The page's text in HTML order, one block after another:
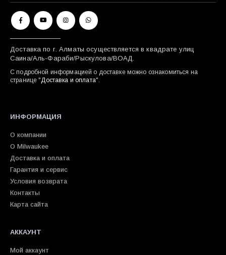
Доставка по г. Алматы осуществляется в квадрате улиц
Саина/Аль-Фараби/Рыскулова/ВОАД.
С подробной информацией о доставке можно ознакомиться на
странице " Доставка и оплата".
ИНФОРМАЦИЯ
О компании
О Milwaukee
Доставка и оплата
Гарантия и сервис
Условия возврата
Контакты
Карта сайта
АККАУНТ
Мой аккаунт